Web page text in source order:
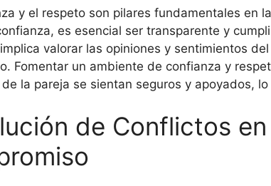
y el respeto son pilares fundamentales en
es esencial ser transparente y
valorar las opiniones y sentimientos
Fomentar un ambiente de confianza y
la pareja se sientan seguros y apoyados,
de Conflictos